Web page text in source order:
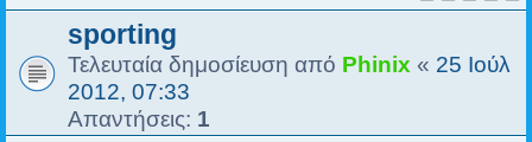
sporting
Τελευταία δημοσίευση από Phinix « 25 Ιούλ
2012, 07:33
Απαντήσεις: 1